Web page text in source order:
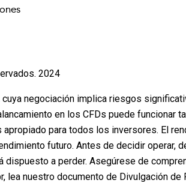
2024
negociación implica riesgos
en los CFDs puede funcionar
para todos los inversores. El
futuro. Antes de decidir operar,
a perder. Asegúrese de
nuestro documento de Divulgación de